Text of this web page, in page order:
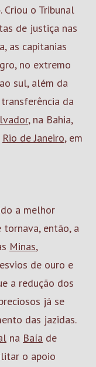
Criou o Tribunal
de justiça nas
as capitanias
no extremo
sul, além da
da
, na Bahia,
Rio de Janeiro, em
a melhor
então, a
Minas,
de ouro e
a redução dos
já se
das jazidas.
na Baía de
o apoio